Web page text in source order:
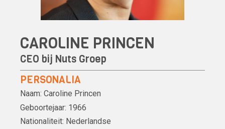
CAROLINE PRINCEN
CEO bij Nuts Groep
PERSONALIA
Naam: Caroline Princen
Geboortejaar: 1966
Nationaliteit: Nederlandse